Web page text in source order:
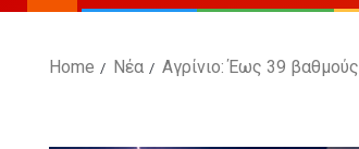
Home Νέα Αγρίνιο: Έως 39